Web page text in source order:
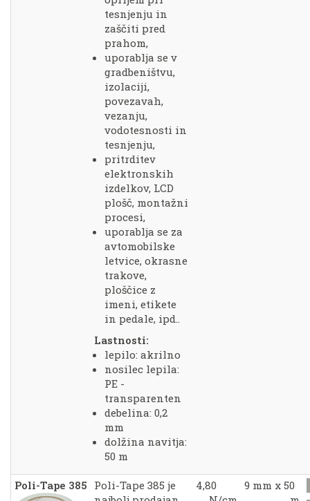
tesnjenju in
zaščiti pred
prahom,
uporablja se v
gradbeništvu,
izolaciji,
povezavah,
vezanju,
vodotesnosti in
tesnjenju,
pritrditev
elektronskih
izdelkov, LCD
plošč, montažni
procesi,
uporablja se za
avtomobilske
letvice, okrasne
trakove,
ploščice z
imeni, etikete
in pedale, ipd..
Lastnosti:
lepilo: akrilno
nosilec lepila:
PE -
transparenten
debelina: 0,2
mm
dolžina navitja:
50 m
Poli-Tape 385 Poli-Tape 385 je
4,80
9 mm x 50